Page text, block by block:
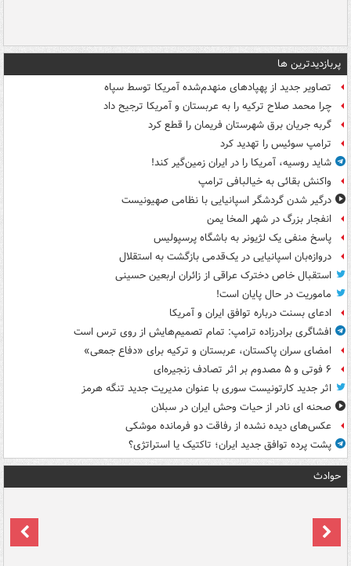
پربازدیدترین ها
تصاویر جدید از پهپادهای منهدم‌شده آمریکا توسط سپاه
چرا محمد صلاح ترکیه را به عربستان و آمریکا ترجیح داد
گربه جریان برق شهرستان فریمان را قطع کرد
ترامپ سوئیس را تهدید کرد
شاید روسیه، آمریکا را در ایران زمین‌گیر کند!
واکنش بقائی به خیالبافی ترامپ
درگیر شدن گردشگر اسپانیایی با نظامی صهیونیست
انفجار بزرگ در شهر المخا یمن
پاسخ منفی یک لژیونر به باشگاه پرسپولیس
دروازه‌بان اسپانیایی در یک‌قدمی بازگشت به استقلال
استقبال خاص دخترک عراقی از زائران اربعین حسینی
ماموریت در حال پایان است!
ادعای بسنت درباره توافق ایران و آمریکا
افشاگری برادرزاده ترامپ: تمام تصمیم‌هایش از روی ترس است
امضای سران پاکستان، عربستان و ترکیه برای «دفاع جمعی»
۶ فوتی و ۵ مصدوم بر اثر تصادف زنجیره‌ای
اثر جدید کارتونیست سوری با عنوان مدیریت جدید تنگه هرمز
صحنه ای نادر از حیات وحش ایران در سبلان
عکس‌های دیده نشده از رفاقت دو فرمانده‌ موشکی
پشت پرده توافق جدید ایران؛ تاکتیک یا استراتژی؟
حوادث